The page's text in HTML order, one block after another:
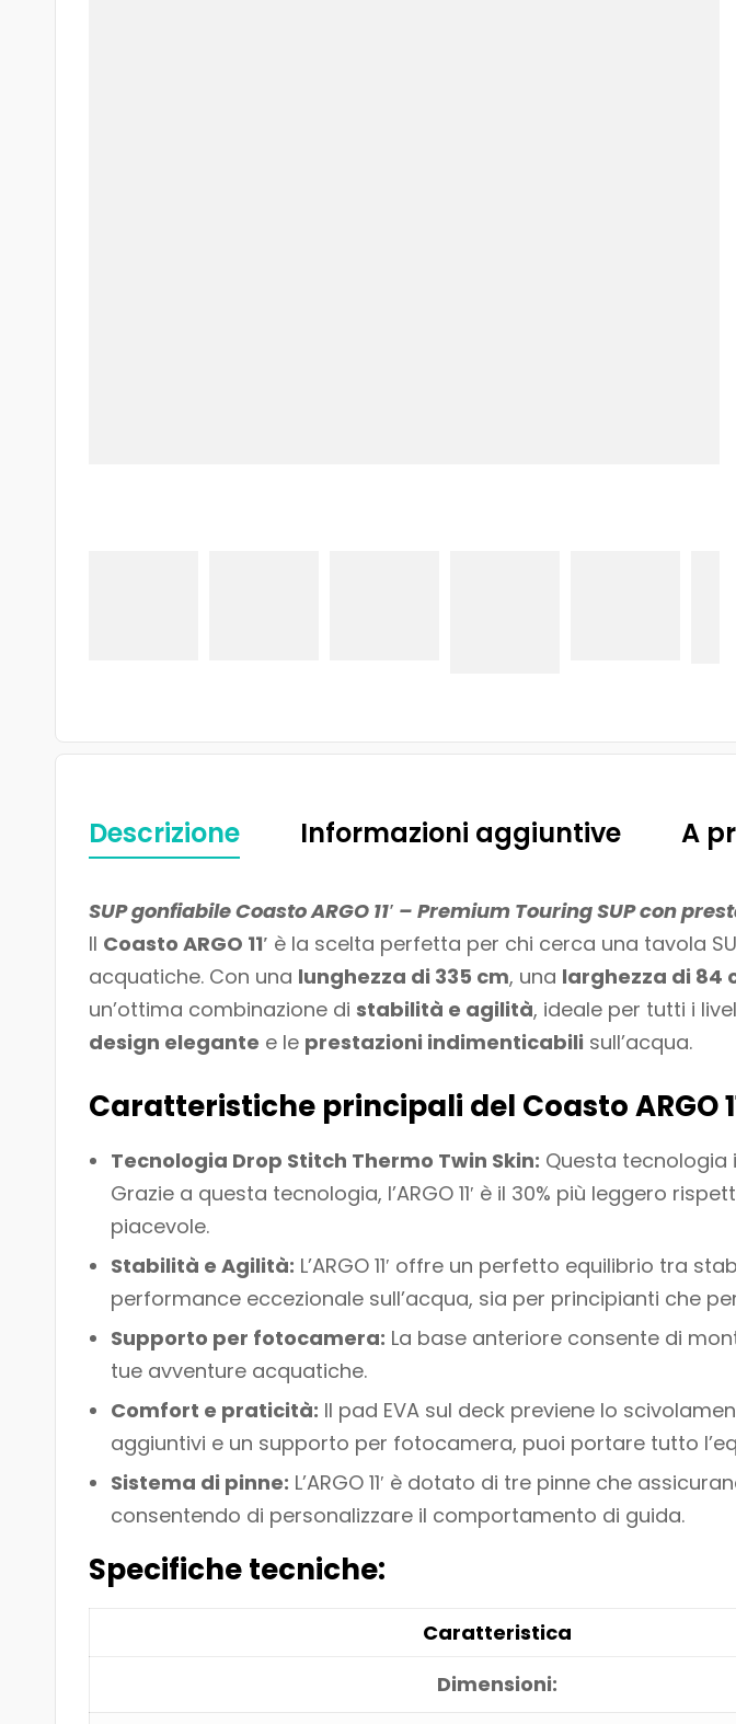
Descrizione Informazioni aggiuntive A
SUP gonfiabile Coasto ARGO 11′ – Premium Touring SUP con
Il Coasto ARGO 11′ è la scelta perfetta per chi cerca una tavola
acquatiche. Con una lunghezza di 335 cm, una larghezza di 84
un’ottima combinazione di stabilità e agilità, ideale per tutti i
design elegante e le prestazioni indimenticabili sull’acqua.
Caratteristiche principali del Coasto ARGO
Tecnologia Drop Stitch Thermo Twin Skin: Questa tecnologia
Grazie a questa tecnologia, l’ARGO 11′ è il 30% più leggero
piacevole.
Stabilità e Agilità: L’ARGO 11′ offre un perfetto equilibrio tra
performance eccezionale sull’acqua, sia per principianti che
Supporto per fotocamera: La base anteriore consente di
tue avventure acquatiche.
Comfort e praticità: Il pad EVA sul deck previene lo
aggiuntivi e un supporto per fotocamera, puoi portare tutto
Sistema di pinne: L’ARGO 11′ è dotato di tre pinne che
consentendo di personalizzare il comportamento di guida.
Specifiche tecniche:
Caratteristica
Dimensioni: